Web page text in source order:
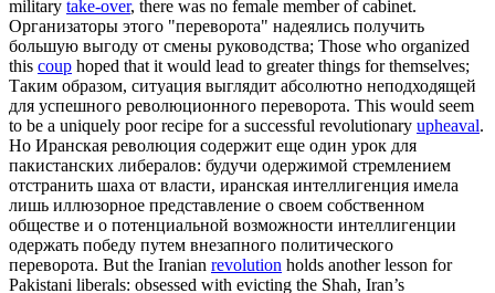
military take-over, there was no female member of cabinet.
Организаторы этого "переворота" надеялись получить
большую выгоду от смены руководства; Those who organized
this coup hoped that it would lead to greater things for themselves;
Таким образом, ситуация выглядит абсолютно неподходящей
для успешного революционного переворота. This would seem
to be a uniquely poor recipe for a successful revolutionary upheaval.
Но Иранская революция содержит еще один урок для
пакистанских либералов: будучи одержимой стремлением
отстранить шаха от власти, иранская интеллигенция имела
лишь иллюзорное представление о своем собственном
обществе и о потенциальной возможности интеллигенции
одержать победу путем внезапного политического
переворота. But the Iranian revolution holds another lesson for
Pakistani liberals: obsessed with evicting the Shah, Iran’s